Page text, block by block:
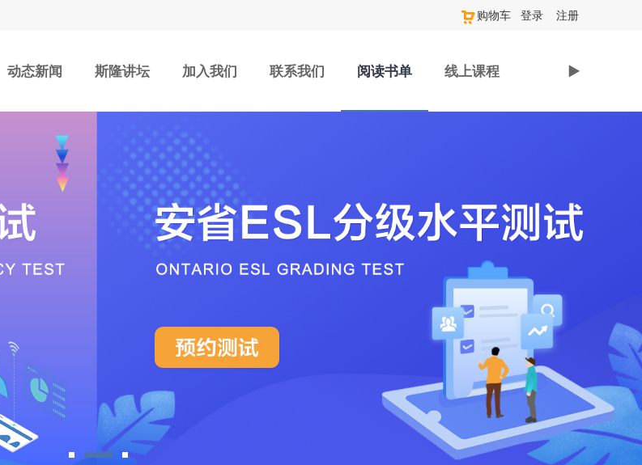
登录 注册
购物车
动态新闻 斯隆讲坛 加入我们 联系我们 阅读书单 线上课程 ►